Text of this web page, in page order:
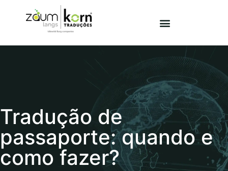
Tradução de
passaporte: quando e
como fazer?